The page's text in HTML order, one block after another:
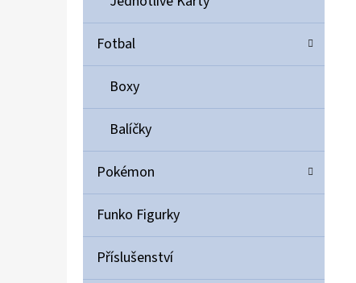
Fotbal
Boxy
Balíčky
Pokémon
Funko Figurky
Příslušenství